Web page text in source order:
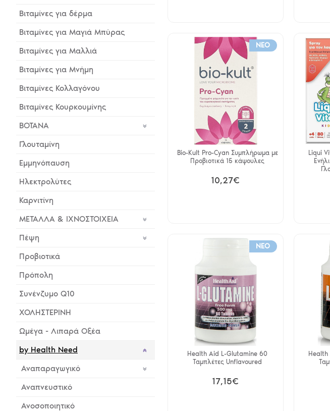
Βιταμίνες για δέρμα
Βιταμίνες για Μαγιά Μπύρας
Βιταμίνες για Μαλλιά
Βιταμίνες για Μνήμη
Βιταμίνες Κολλαγόνου
Βιταμίνες Κουρκουμίνης
ΒΟΤΑΝΑ
Γλουταμίνη
Εμμηνόπαυση
Ηλεκτρολύτες
Καρνιτίνη
ΜΕΤΑΛΛΑ & ΙΧΝΟΣΤΟΙΧΕΙΑ
Πέψη
Προβιοτικά
Πρόπολη
Συνένζυμο Q10
ΧΟΛΗΣΤΕΡΙΝΗ
Ωμέγα - Λιπαρά Οξέα
by Health Need
Αναπαραγωγικό
Αναπνευστικό
Ανοσοποιητικό
NEO
Bio-Kult Pro-Cyan Συμπλήρωμα με
Προβιοτικά 15 κάψουλες
10,27€
Liqui
NEO
Health Aid L-Glutamine 60
Ταμπλέτες Unflavoured
17,15€